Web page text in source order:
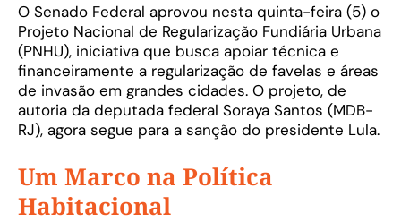
O Senado Federal aprovou nesta quinta-feira (5) o
Projeto Nacional de Regularização Fundiária Urbana
(PNHU), iniciativa que busca apoiar técnica e
financeiramente a regularização de favelas e áreas
de invasão em grandes cidades. O projeto, de
autoria da deputada federal Soraya Santos (MDB-
RJ), agora segue para a sanção do presidente Lula.
Um Marco na Política
Habitacional